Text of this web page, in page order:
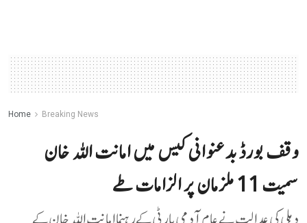
Home Breaking News
وقف بورڈ بدعنوانی کیس میں امانت اللہ خان
سمیت 11 ملزمان پر الزامات طے
دہلی کی عدالت نے عام آدمی پارٹی کے رہنما امانت اللہ خان کے